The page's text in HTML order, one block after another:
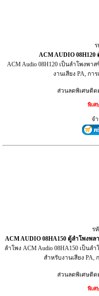
ร
ACM AUDIO
ACM Audio 08H120 เป็นลำโพงพ
งานเสียง PA, ก
ส่วนลดพิเศษติดต่
พิเศ
จ
ร
ACM AUDIO 08HA150 ตู้ลำโพงพ
ลำโพง ACM Audio 08HA150 เป็น
สำหรับงานเสียง PA,
ส่วนลดพิเศษติดต่
พิเศ